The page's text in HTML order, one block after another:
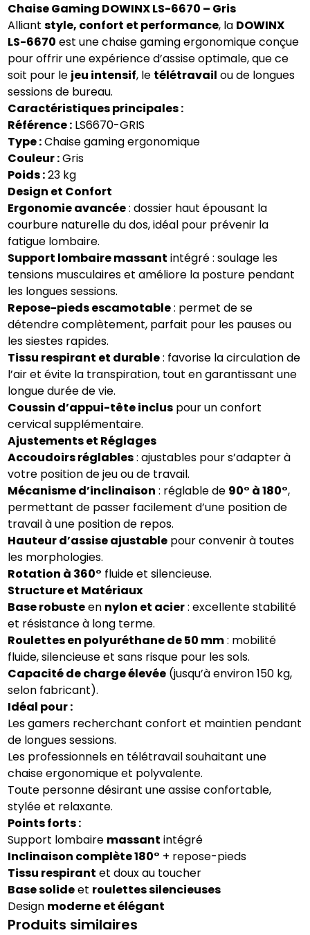
Chaise Gaming DOWINX LS-6670 – Gris
Alliantstyle, confort et performance, la DOWINX
LS-6670 est une chaise gaming ergonomique conçue
pour offrir une expérience d’assise optimale, que ce
soit pour le jeu intensif, le télétravail ou de longues
sessions de bureau.
Caractéristiques principales :
Référence : LS6670-GRIS
Type :Chaise gaming ergonomique
Couleur :Gris
Poids :23 kg
Design et Confort
Ergonomie avancée: dossier haut épousant la
courbure naturelle du dos, idéal pour prévenir la
fatigue lombaire.
Support lombaire massant intégré : soulage les
tensions musculaires et améliore la posture pendant
les longues sessions.
Repose-pieds escamotable: permet de se
détendre complètement, parfait pour les pauses ou
les siestes rapides.
Tissu respirant et durable: favorise la circulation de
l’air et évite la transpiration, tout en garantissant une
longue durée de vie.
Coussin d’appui-tête inclus pour un confort
cervical supplémentaire.
Ajustements et Réglages
Accoudoirs réglables: ajustables pour s’adapter à
votre position de jeu ou de travail.
Mécanisme d’inclinaison : réglable de 90° à 180°,
permettant de passer facilement d’une position de
travail à une position de repos.
Hauteur d’assise ajustable pour convenir à toutes
les morphologies.
Rotation à 360° fluide et silencieuse.
Structure et Matériaux
Base robusteen nylon et acier: excellente stabilité
et résistance à long terme.
Roulettes en polyuréthane de 50 mm: mobilité
fluide, silencieuse et sans risque pour les sols.
Capacité de charge élevée (jusqu’à environ 150 kg,
selon fabricant).
Idéal pour :
Les gamers recherchant confort et maintien pendant
de longues sessions.
Les professionnels en télétravail souhaitant une
chaise ergonomique et polyvalente.
Toute personne désirant une assise confortable,
stylée et relaxante.
Points forts :
Support lombaire massant intégré
Inclinaison complète 180° + repose-pieds
Tissu respirant et doux au toucher
Base solideet roulettes silencieuses
Design moderne et élégant
Produits similaires